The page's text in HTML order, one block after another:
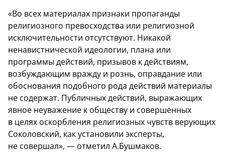
«Во всех материалах признаки пропаганды
религиозного превосходства или религиозной
исключительности отсутствуют. Никакой
ненавистнической идеологии, плана или
программы действий, призывов к действиям,
возбуждающим вражду и рознь, оправдание или
обоснования подобного рода действий материалы
не содержат. Публичных действий, выражающих
явное неуважение к обществу и совершенных
в целях оскорбления религиозных чувств верующих
Соколовский, как установили эксперты,
не совершал», — отметил А.Бушмаков.